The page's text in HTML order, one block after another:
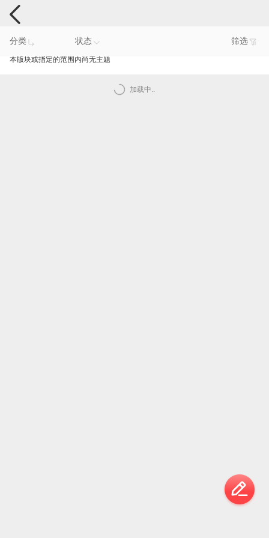
手机反馈
分类 状态 筛选
本版块或指定的范围内尚无主题
加载中..